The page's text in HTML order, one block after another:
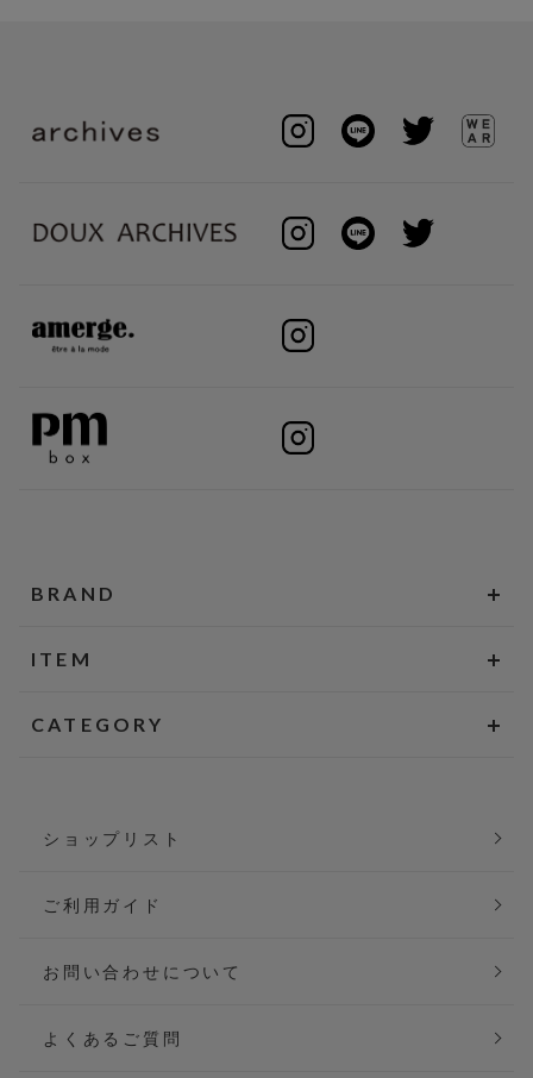
BRAND
ITEM
CATEGORY
ショップリスト
ご利用ガイド
お問い合わせについて
よくあるご質問